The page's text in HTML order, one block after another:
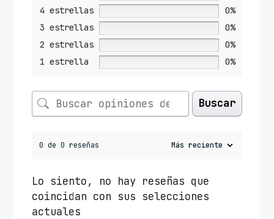
4 estrellas
0%
3 estrellas
0%
2 estrellas
0%
1 estrella
0%
Buscar
0 de 0 reseñas
Lo siento, no hay reseñas que
coincidan con sus selecciones
actuales